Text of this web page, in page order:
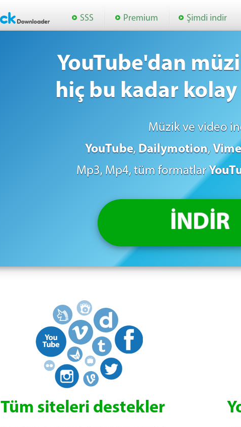
SSS Premium Şimdi indir
YouTube'dan
hiç bu kadar kolay
Müzik ve video
YouTube, Dailymotion,
Mp3, Mp4, tüm formatlar
İNDİR
Tüm siteleri destekler